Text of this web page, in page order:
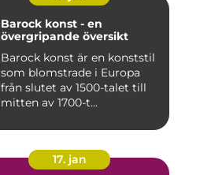
Barock konst - en
övergripande översikt
Barock konst är en konststil
som blomstrade i Europa
från slutet av 1500-talet till
mitten av 1700-t...
17. jan